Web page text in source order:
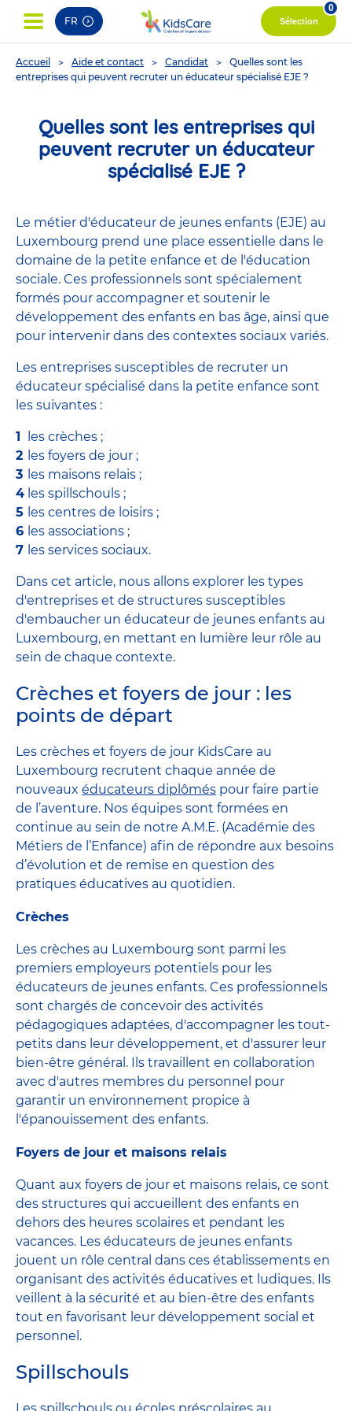
FR Sélection
0
You
are
Accueil Aide et contact Candidat
Quelles sont les
entreprises qui peuvent recruter un éducateur spécialisé EJE ?
Quelles sont les entreprises qui
peuvent recruter un éducateur
spécialisé EJE ?
Le métier d'éducateur de jeunes enfants (EJE) au
Luxembourg prend une place essentielle dans le
domaine de la petite enfance et de l'éducation
sociale. Ces professionnels sont spécialement
formés pour accompagner et soutenir le
développement des enfants en bas âge, ainsi que
pour intervenir dans des contextes sociaux variés.
Les entreprises susceptibles de recruter un
éducateur spécialisé dans la petite enfance sont
les suivantes :
les crèches ;
les foyers de jour ;
les maisons relais ;
les spillschouls ;
les centres de loisirs ;
les associations ;
les services sociaux.
Dans cet article, nous allons explorer les types
d'entreprises et de structures susceptibles
d'embaucher un éducateur de jeunes enfants au
Luxembourg, en mettant en lumière leur rôle au
sein de chaque contexte.
Crèches et foyers de jour : les
points de départ
Les crèches et foyers de jour KidsCare au
Luxembourg recrutent chaque année de
nouveaux éducateurs diplômés pour faire partie
de l’aventure. Nos équipes sont formées en
continue au sein de notre A.M.E. (Académie des
Métiers de l’Enfance) afin de répondre aux besoins
d’évolution et de remise en question des
pratiques éducatives au quotidien.
Crèches
Les crèches au Luxembourg sont parmi les
premiers employeurs potentiels pour les
éducateurs de jeunes enfants. Ces professionnels
sont chargés de concevoir des activités
pédagogiques adaptées, d'accompagner les tout-
petits dans leur développement, et d'assurer leur
bien-être général. Ils travaillent en collaboration
avec d'autres membres du personnel pour
garantir un environnement propice à
l'épanouissement des enfants.
Foyers de jour et maisons relais
Quant aux foyers de jour et maisons relais, ce sont
des structures qui accueillent des enfants en
dehors des heures scolaires et pendant les
vacances. Les éducateurs de jeunes enfants
jouent un rôle central dans ces établissements en
organisant des activités éducatives et ludiques. Ils
veillent à la sécurité et au bien-être des enfants
tout en favorisant leur développement social et
personnel.
Spillschouls